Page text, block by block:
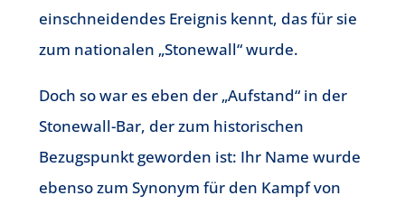
einschneidendes Ereignis kennt, das für sie
zum nationalen „Stonewall“ wurde.
Doch so war es eben der „Aufstand“ in der
Stonewall-Bar, der zum historischen
Bezugspunkt geworden ist: Ihr Name wurde
ebenso zum Synonym für den Kampf von